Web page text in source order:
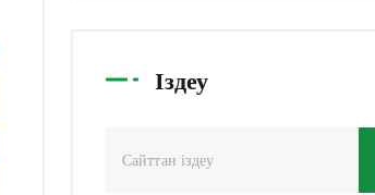
Іздеу